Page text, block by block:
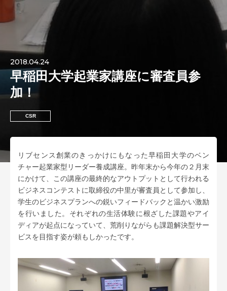
2018.04.24
早稲田大学起業家講座に審査員参
加！
CSR
リブセンス創業のきっかけにもなった早稲田大学のベン
チャー起業家型リーダー養成講座。昨年末から今年の２月末
にかけて、この講座の最終的なアウトプットとして行われる
ビジネスコンテストに取締役の中里が審査員として参加し、
学生のビジネスプランへの鋭いフィードバックと温かい激励
を行いました。それぞれの生活体験に根ざした課題やアイ
ディアが起点になっていて、荒削りながらも課題解決型サー
ビスを目指す姿が頼もしかったです。